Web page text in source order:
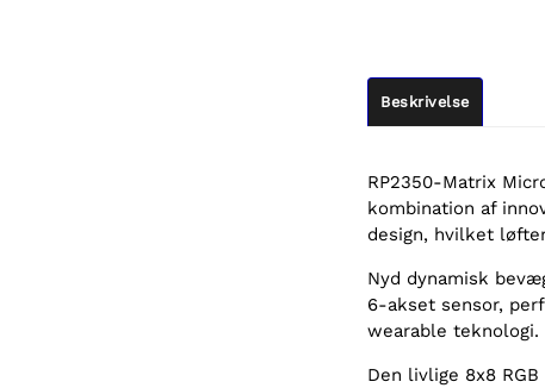
Beskrivelse
RP2350-Matrix
kombination af
design, hvilket
Nyd dynamisk
6-akset sensor,
wearable teknologi.
Den livlige 8x8